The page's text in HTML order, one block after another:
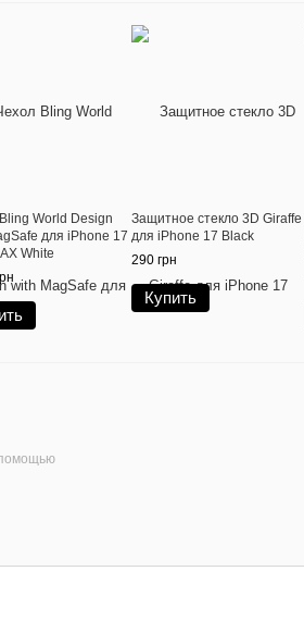
World Design
для iPhone 17
White
Защитное стекло 3D Giraffe
для iPhone 17 Black
290 грн
Купить